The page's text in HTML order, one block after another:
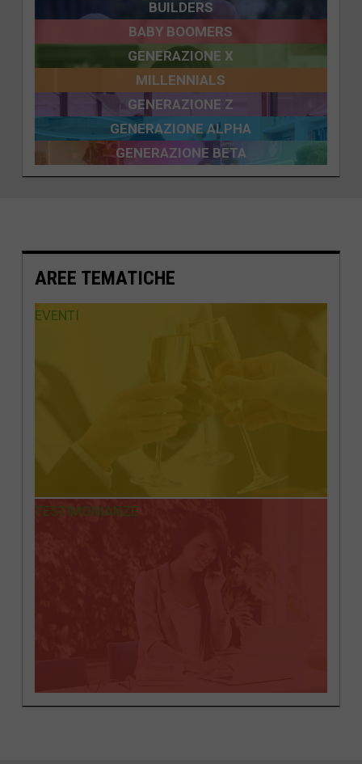
BUILDERS
BABY BOOMERS
GENERAZIONE X
MILLENNIALS
GENERAZIONE Z
GENERAZIONE ALPHA
GENERAZIONE BETA
AREE TEMATICHE
EVENTI
TESTIMONIANZE